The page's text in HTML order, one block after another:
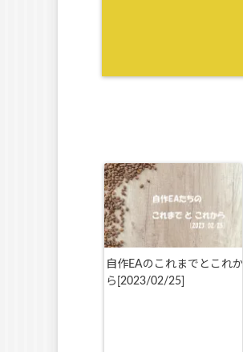
自作EAのこれまでとこれか
ら[2023/02/25]